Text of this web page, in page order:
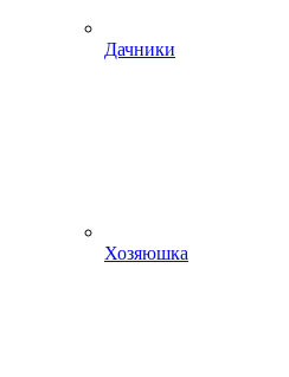
Дачники
Хозяюшка